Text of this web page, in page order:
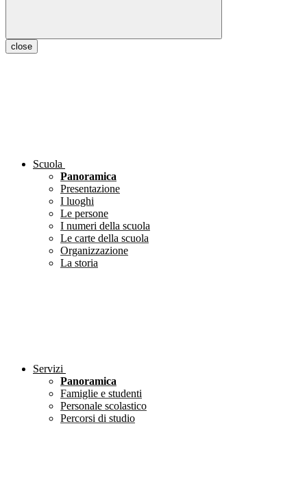
close
Scuola
Panoramica
Presentazione
I luoghi
Le persone
I numeri della scuola
Le carte della scuola
Organizzazione
La storia
Servizi
Panoramica
Famiglie e studenti
Personale scolastico
Percorsi di studio